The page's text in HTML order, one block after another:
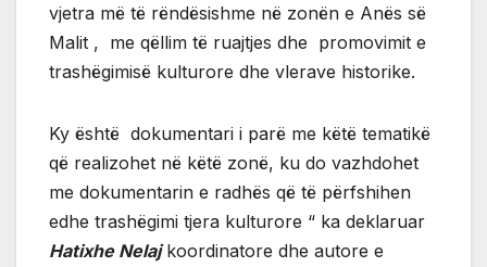
vjetra më të rëndësishme në zonën e Anës së
Malit , me qëllim të ruajtjes dhe promovimit e
trashëgimisë kulturore dhe vlerave historike.
Ky është dokumentari i parë me këtë tematikë
që realizohet në këtë zonë, ku do vazhdohet
me dokumentarin e radhës që të përfshihen
edhe trashëgimi tjera kulturore “ ka deklaruar
Hatixhe Nelajkoordinatore dhe autore e